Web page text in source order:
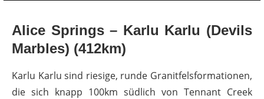
Alice Springs – Karlu Karlu (Devils
Marbles) (412km)
Karlu Karlu sind riesige, runde Granitfelsformationen,
die sich knapp 100km südlich von Tennant Creek